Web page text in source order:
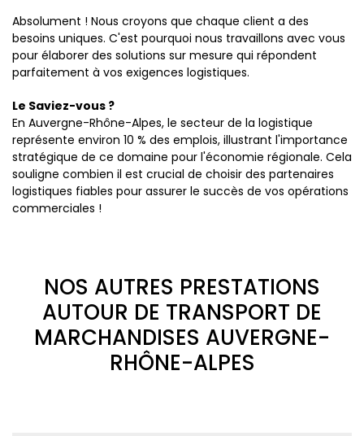
Absolument ! Nous croyons que chaque client a des
besoins uniques. C'est pourquoi nous travaillons avec vous
pour élaborer des solutions sur mesure qui répondent
parfaitement à vos exigences logistiques.
Le Saviez-vous ?
En Auvergne-Rhône-Alpes, le secteur de la logistique
représente environ 10 % des emplois, illustrant l'importance
stratégique de ce domaine pour l'économie régionale. Cela
souligne combien il est crucial de choisir des partenaires
logistiques fiables pour assurer le succès de vos opérations
commerciales !
NOS AUTRES PRESTATIONS
AUTOUR DE TRANSPORT DE
MARCHANDISES AUVERGNE-
RHÔNE-ALPES